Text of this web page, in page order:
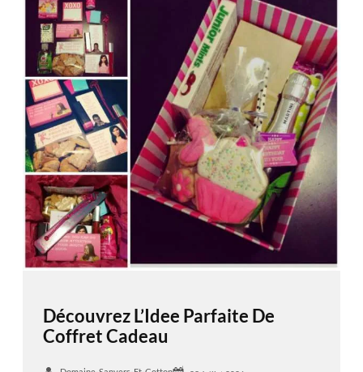
Découvrez L’Idee Parfaite De
Coffret Cadeau